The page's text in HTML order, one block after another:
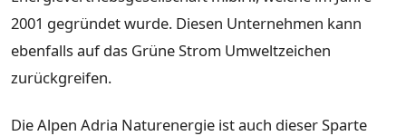
2001 gegründet wurde. Diesen Unternehmen kann
ebenfalls auf das Grüne Strom Umweltzeichen
zurückgreifen.
Die Alpen Adria Naturenergie ist auch dieser Sparte